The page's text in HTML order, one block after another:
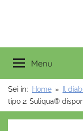
Menu
Sei in: Home Il
tipo 2: Suliqua®